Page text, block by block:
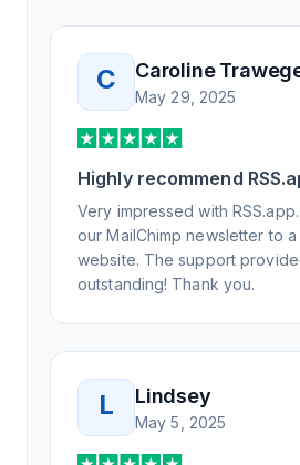
day, but I spoke to someone
knowledgeable, kind, and
understand the issue. It has
weeks, but after many
support, all of my release
that my users understand and
Honestly, it has been an
experience, and I will be
know to RSS.app for their
C Caroline
May 29, 2025
Highly recommend
Very impressed with
our MailChimp newsletter to
website. The support
outstanding! Thank you.
L Lindsey
May 5, 2025